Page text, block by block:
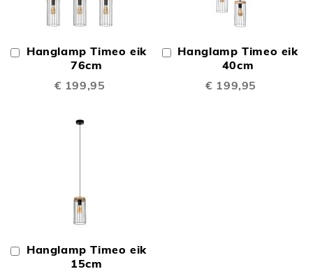
Hanglamp Timeo eik
76cm
€ 199,95
In
Winkelwagen
Hanglamp Timeo eik
40cm
€ 199,95
In
Winkelwagen
Hanglamp Timeo eik
15cm
In
Winkelwagen